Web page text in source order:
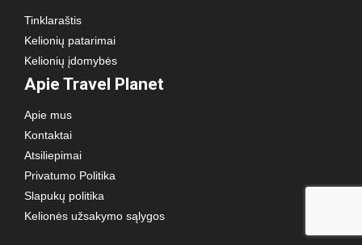
Tinklaraštis
Kelionių patarimai
Kelionių įdomybės
Apie Travel Planet
Apie mus
Kontaktai
Atsiliepimai
Privatumo Politika
Slapukų politika
Kelionės užsakymo sąlygos